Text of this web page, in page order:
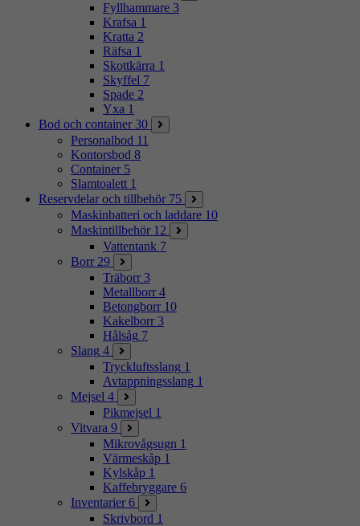
Fyllhammare 3
Krafsa 1
Kratta 2
Räfsa 1
Skottkärra 1
Skyffel 7
Spade 2
Yxa 1
Bod och container 30
Personalbod 11
Kontorsbod 8
Container 5
Slamtoalett 1
Reservdelar och tillbehör 75
Maskinbatteri och laddare 10
Maskintillbehör 12
Vattentank 7
Borr 29
Träborr 3
Metallborr 4
Betongborr 10
Kakelborr 3
Hålsåg 7
Slang 4
Tryckluftsslang 1
Avtappningsslang 1
Mejsel 4
Pikmejsel 1
Vitvara 9
Mikrovågsugn 1
Värmeskåp 1
Kylskåp 1
Kaffebryggare 6
Inventarier 6
Skrivbord 1